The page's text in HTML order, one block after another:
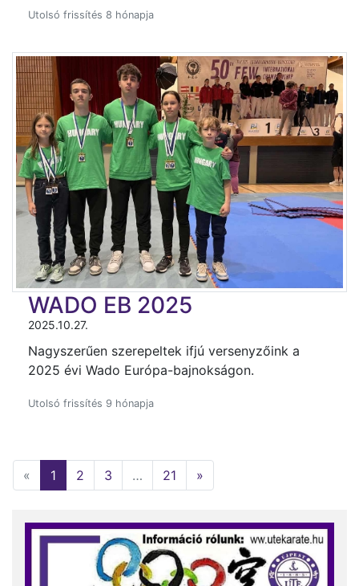
Utolsó frissítés 8 hónapja
WADO EB 2025
2025.10.27.
Nagyszerűen szerepeltek ifjú versenyzőink a
2025 évi Wado Európa-bajnokságon.
Utolsó frissítés 9 hónapja
« 1 (current)
2 3 … 21 »